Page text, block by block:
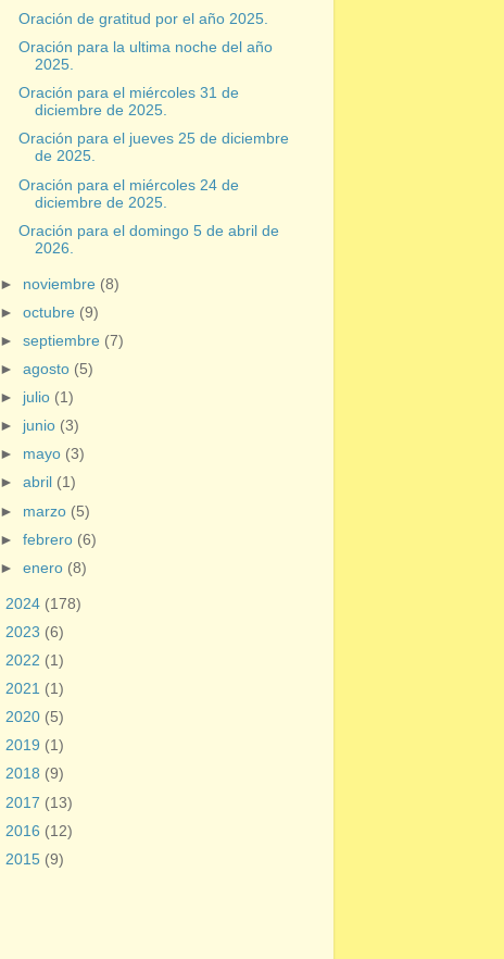
Oración de gratitud por el año 2025.
Oración para la ultima noche del año
2025.
Oración para el miércoles 31 de
diciembre de 2025.
Oración para el jueves 25 de diciembre
de 2025.
Oración para el miércoles 24 de
diciembre de 2025.
Oración para el domingo 5 de abril de
2026.
► noviembre (8)
►octubre (9)
►septiembre (7)
►agosto (5)
► julio (1)
► junio (3)
► mayo (3)
►abril (1)
► marzo (5)
►febrero (6)
►enero (8)
2024 (178)
2023 (6)
2022 (1)
2021 (1)
2020 (5)
2019 (1)
2018 (9)
2017 (13)
2016 (12)
2015 (9)